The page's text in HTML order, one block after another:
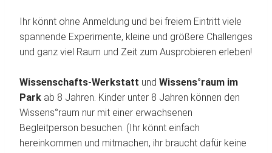
Ihr könnt ohne Anmeldung und bei freiem Eintritt viele
spannende Experimente, kleine und größere Challenges
und ganz viel Raum und Zeit zum Ausprobieren erleben!
Wissenschafts-Werkstatt und Wissens°raum im
Park ab 8 Jahren. Kinder unter 8 Jahren können den
Wissens°raum nur mit einer erwachsenen
Begleitperson besuchen. (Ihr könnt einfach
hereinkommen und mitmachen, ihr braucht dafür keine